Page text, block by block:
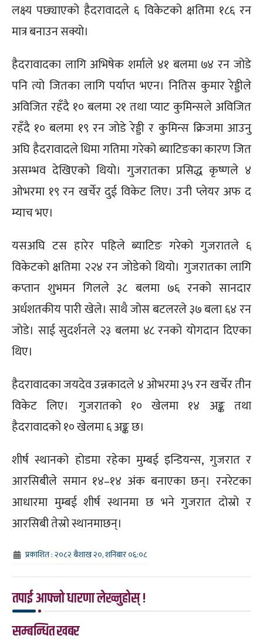
लक्ष्य पछ्याएको हैदरावादले ६ विकेटको क्षतिमा १८६ रन
मात्र बनाउन सक्यो।
हैदरावादका लागि अभिषेक शर्माले ४१ बलमा ७४ रन जोडे
पनि त्यो जितका लागि पर्याप्त भएन। नितिस कुमार रेड्डीले
अविजित रहँदै १० बलमा २१ तथा प्याट कुमिन्सले अविजित
रहँदै १० बलमा १९ रन जोडे रेड्डी र कुमिन्स क्रिजमा आउनु
अघि हैदरावादले धिमा गतिमा गरेको ब्याटिङका कारण जित
असम्भव देखिएको थियो। गुजरातका प्रसिद्ध कृष्णले ४
ओभरमा १९ रन खर्चेर दुई विकेट लिए। उनी प्लेयर अफ द
म्याच भए।
यसअघि टस हारेर पहिले ब्याटिङ गरेको गुजरातले ६
विकेटको क्षतिमा २२४ रन जोडेको थियो। गुजरातका लागि
कप्तान शुभमन गिलले ३८ बलमा ७६ रनको सानदार
अर्धशतकीय पारी खेले। साथै जोस बटलरले ३७ बला ६४ रन
जोडे। साई सुदर्शनले २३ बलमा ४८ रनको योगदान दिएका
थिए।
हैदरावादका जयदेव उन्नकादले ४ ओभरमा ३५ रन खर्चेर तीन
विकेट लिए। गुजरातको १० खेलमा १४ अङ्क तथा
हैदरावादको १० खेलमा ६ अङ्क छ।
शीर्ष स्थानको होडमा रहेका मुम्बई इन्डियन्स, गुजरात र
आरसिबीले समान १४–१४ अंक बनाएका छन्। रनरेटका
आधारमा मुम्बई शीर्ष स्थानमा छ भने गुजरात दोस्रो र
आरसिबी तेस्रो स्थानमाछन्।
प्रकाशित : २०८२ बैशाख २०, शनिबार ०६:०८
तपाई आफ्नो धारणा लेख्नुहोस् !
सम्बन्धित खबर